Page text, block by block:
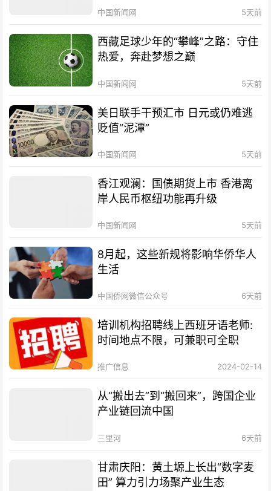
中国新闻网 5天前
西藏足球少年的“攀峰”之路：守住
热爱，奔赴梦想之巅
中国新闻网 5天前
美日联手干预汇市 日元或仍难逃
贬值“泥潭”
中国新闻网 5天前
香江观澜：国债期货上市 香港离
岸人民币枢纽功能再升级
中国新闻网 5天前
8月起，这些新规将影响华侨华人
生活
中国侨网微信公众号 6天前
培训机构招聘线上西班牙语老师:
时间地点不限，可兼职可全职
推广信息 2024-02-14
从“搬出去”到“搬回来”，跨国企业
产业链回流中国
三里河 6天前
甘肃庆阳：黄土塬上长出“数字麦
田” 算力引力场聚产业生态